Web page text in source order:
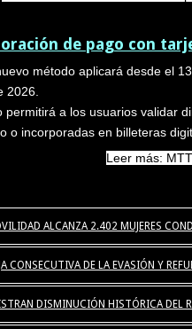
de pago con
método aplicará desde el
2026.
permitirá a los usuarios validar
o incorporadas en billeteras
Leer más:
ALCANZA 2.402 MUJERES
CONSECUTIVA DE LA EVASIÓN Y
DISMINUCIÓN HISTÓRICA DEL